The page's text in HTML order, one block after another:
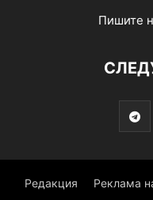
Пишите
Редакция Реклама